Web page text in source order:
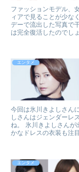
ファッションモデル、
ィアで見ることが少な
デーで流出した写真で
は完全復活したのでし
エンタメ
今回は氷川きよしさん
しさんはジェンダーレ
ね。 氷川きよしさんが
かなドレスの衣装も注
エンタメ